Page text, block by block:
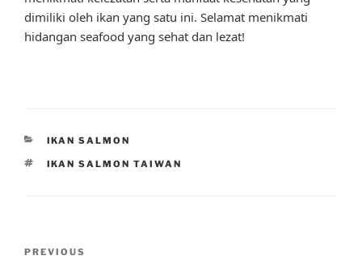
dimiliki oleh ikan yang satu ini. Selamat menikmati
hidangan seafood yang sehat dan lezat!
CATEGORIES
IKAN SALMON
TAGS
IKAN SALMON TAIWAN
Previous
PREVIOUS